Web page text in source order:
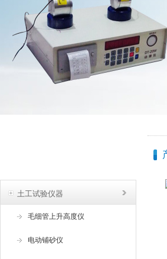
土工试验仪器
毛细管上升高度仪
电动铺砂仪